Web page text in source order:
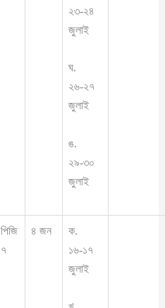
২৩-২৪
জুলাই
ঘ.
২৬-২৭
জুলাই
ঙ.
২৯-৩০
জুলাই
পিজি
৭
৪ জন
ক.
১৬-১৭
জুলাই